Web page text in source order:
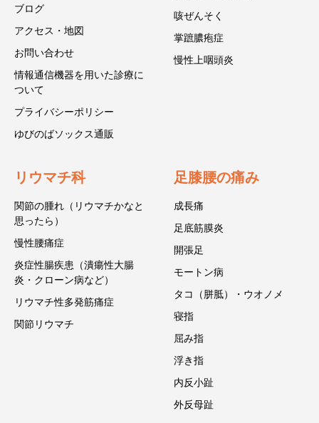
ブログ
アクセス・地図
お問い合わせ
情報通信機器を用いた診療に
ついて
プライバシーポリシー
ゆびのばソックス通販
咳ぜんそく
掌蹠膿疱症
慢性上咽頭炎
リウマチ科
関節の腫れ（リウマチかなと
思ったら）
慢性腰痛症
炎症性腸疾患（潰瘍性大腸
炎・クローン病など）
リウマチ性多発筋痛症
関節リウマチ
足膝腰の痛み
成長痛
足底筋膜炎
開張足
モートン病
タコ（胼胝）・ウオノメ
寝指
屈み指
浮き指
内反小趾
外反母趾